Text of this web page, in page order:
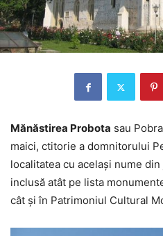
Mănăstirea Probota sau
maici, ctitorie a domnitorului
localitatea cu acelaşi nume
inclusă atât pe lista
cât şi în Patrimoniul Cultural